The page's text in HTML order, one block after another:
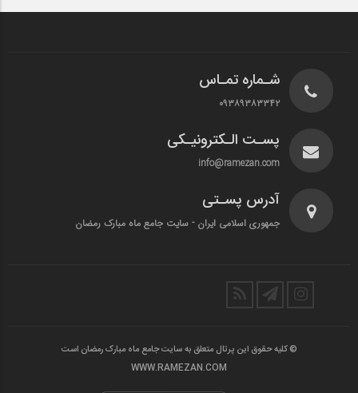
شـماره تمـاس
۰۹۳۸۹۳۸۳۳۴۲
پسـت الـکترونیـکی
info@ramezan.com
آدرس پسـتی
جمهوری اسلامی ایران - سایت جامع ماه مبارک رمضان
© کلیه حقوق این پرتال متعلق به سایت جامع ماه مبارک رمضان است
WWW.RAMEZAN.COM